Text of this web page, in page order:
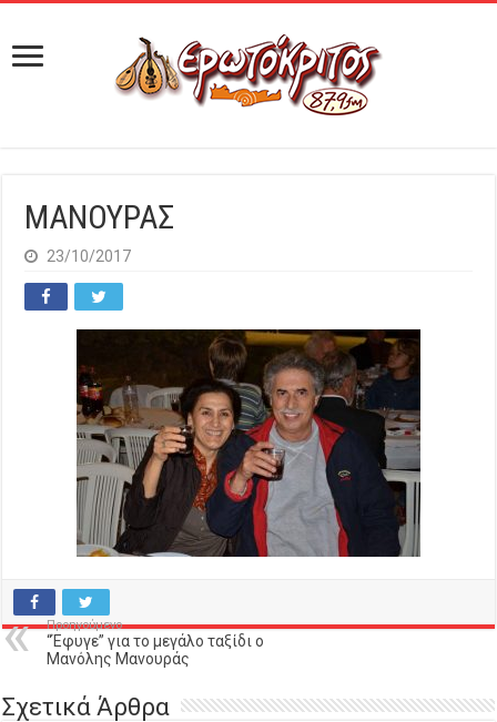
ΜΑΝΟΥΡΑΣ
23/10/2017
Προηγούμενο
“Έφυγε” για το μεγάλο ταξίδι ο
Μανόλης Μανουράς
Σχετικά Άρθρα